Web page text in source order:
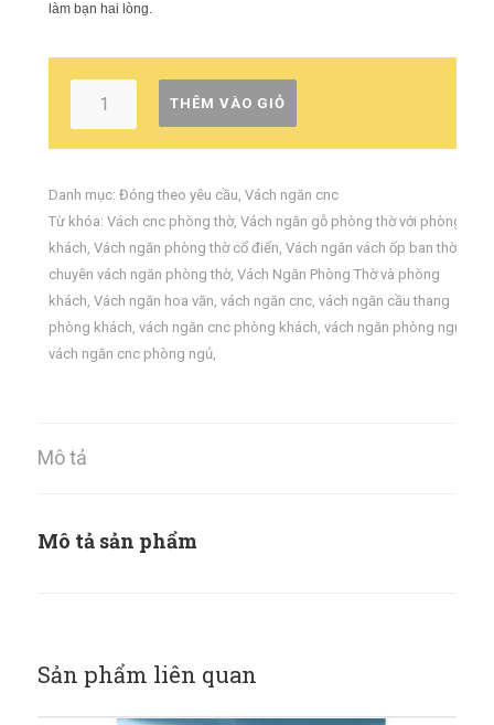
làm bạn hai lòng.
THÊM VÀO GIỎ
Danh mục: Đóng theo yêu cầu, Vách ngăn cnc
Từ khóa: Vách cnc phòng thờ, Vách ngăn gỗ phòng thờ với phòng
khách, Vách ngăn phòng thờ cổ điển, Vách ngăn vách ốp ban thờ
chuyên vách ngăn phòng thờ, Vách Ngăn Phòng Thờ và phòng
khách, Vách ngăn hoa văn, vách ngăn cnc, vách ngăn cầu thang
phòng khách, vách ngăn cnc phòng khách, vách ngăn phòng ngủ
vách ngăn cnc phòng ngủ,
Mô tả
Mô tả sản phẩm
Sản phẩm liên quan